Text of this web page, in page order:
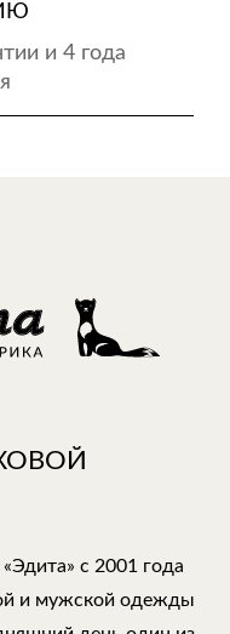
и 4 года
с 2001 года
и мужской одежды